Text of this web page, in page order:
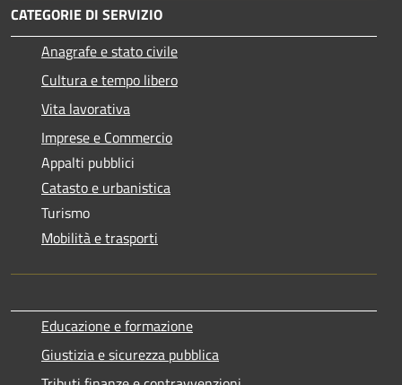
CATEGORIE DI SERVIZIO
Anagrafe e stato civile
Cultura e tempo libero
Vita lavorativa
Imprese e Commercio
Appalti pubblici
Catasto e urbanistica
Turismo
Mobilità e trasporti
Educazione e formazione
Giustizia e sicurezza pubblica